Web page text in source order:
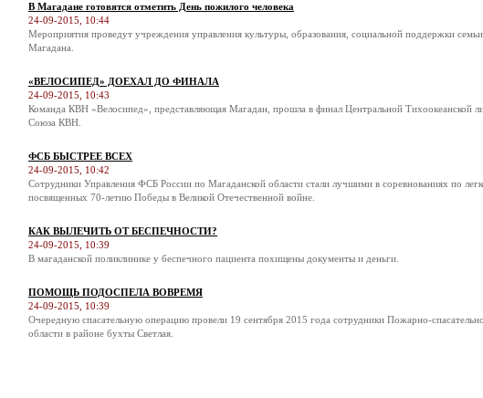
В Магадане готовятся отметить День пожилого человека
24-09-2015, 10:44
Мероприятия проведут учреждения управления культуры, образования, социальной поддержки
Магадана.
«ВЕЛОСИПЕД» ДОЕХАЛ ДО ФИНАЛА
24-09-2015, 10:43
Команда КВН «Велосипед», представляющая Магадан, прошла в финал Центральной Тихоокеанской
Союза КВН.
ФСБ БЫСТРЕЕ ВСЕХ
24-09-2015, 10:42
Сотрудники Управления ФСБ России по Магаданской области стали лучшими в соревнованиях по
посвященных 70-летию Победы в Великой Отечественной войне.
КАК ВЫЛЕЧИТЬ ОТ БЕСПЕЧНОСТИ?
24-09-2015, 10:39
В магаданской поликлинике у беспечного пациента похищены документы и деньги.
ПОМОЩЬ ПОДОСПЕЛА ВОВРЕМЯ
24-09-2015, 10:39
Очередную спасательную операцию провели 19 сентября 2015 года сотрудники Пожарно-
области в районе бухты Светлая.